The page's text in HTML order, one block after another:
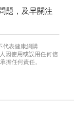
題，及早關注
代表健康網購
因使用或誤用任何信
擔任何責任。